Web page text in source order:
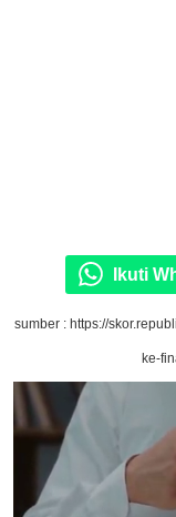
Ikuti
sumber : https://
ke-